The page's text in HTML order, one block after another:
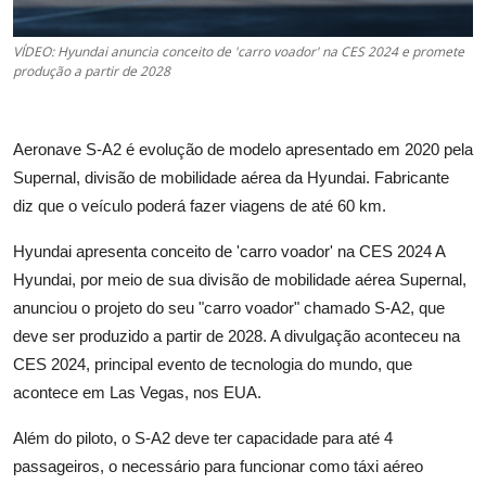
VÍDEO: Hyundai anuncia conceito de 'carro voador' na CES 2024 e promete
produção a partir de 2028
Aeronave S-A2 é evolução de modelo apresentado em 2020 pela
Supernal, divisão de mobilidade aérea da Hyundai. Fabricante
diz que o veículo poderá fazer viagens de até 60 km.
Hyundai apresenta conceito de 'carro voador' na CES 2024 A
Hyundai, por meio de sua divisão de mobilidade aérea Supernal,
anunciou o projeto do seu "carro voador" chamado S-A2, que
deve ser produzido a partir de 2028. A divulgação aconteceu na
CES 2024, principal evento de tecnologia do mundo, que
acontece em Las Vegas, nos EUA.
Além do piloto, o S-A2 deve ter capacidade para até 4
passageiros, o necessário para funcionar como táxi aéreo